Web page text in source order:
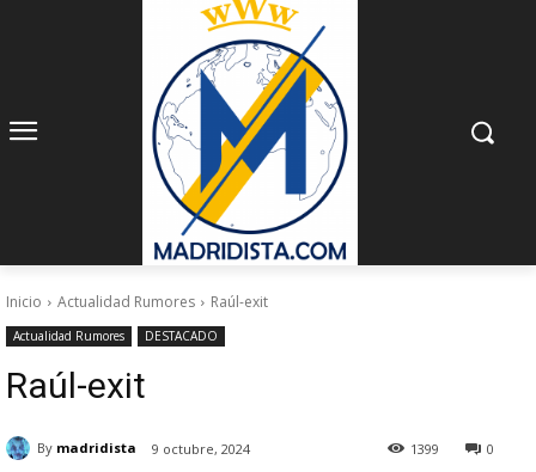
Inicio Actualidad Rumores Raúl-exit
Actualidad Rumores DESTACADO
Raúl-exit
By madridista 9 octubre, 2024 0
1399